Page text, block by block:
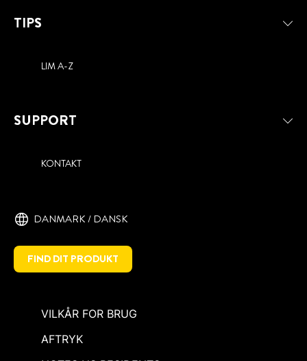
TIPS
LIM A-Z
SUPPORT
KONTAKT
DANMARK / DANSK
FIND DIT PRODUKT
VILKÅR FOR BRUG
AFTRYK